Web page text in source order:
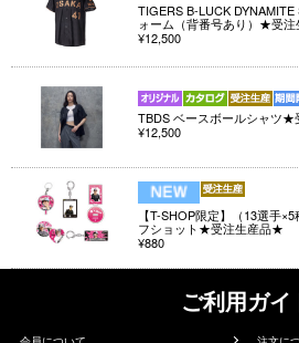
TIGERS B-LUCK
ォーム（背番号あり）★受
¥12,500
TBDS ベースボールシャツ
¥12,500
【T-SHOP限定】（13選手
フショット★受注生産品★
¥880
ご利用ガイ